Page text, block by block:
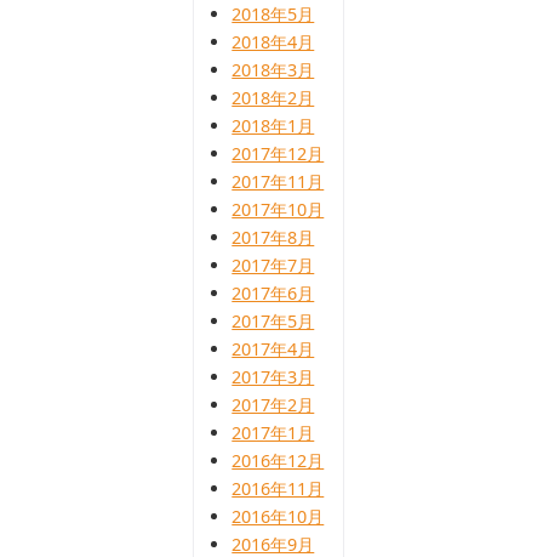
2018年5月
2018年4月
2018年3月
2018年2月
2018年1月
2017年12月
2017年11月
2017年10月
2017年8月
2017年7月
2017年6月
2017年5月
2017年4月
2017年3月
2017年2月
2017年1月
2016年12月
2016年11月
2016年10月
2016年9月